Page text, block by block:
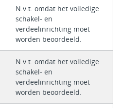
N.v.t. omdat het volledige
schakel- en
verdeelinrichting moet
worden beoordeeld.
N.v.t. omdat het volledige
schakel- en
verdeelinrichting moet
worden beoordeeld.